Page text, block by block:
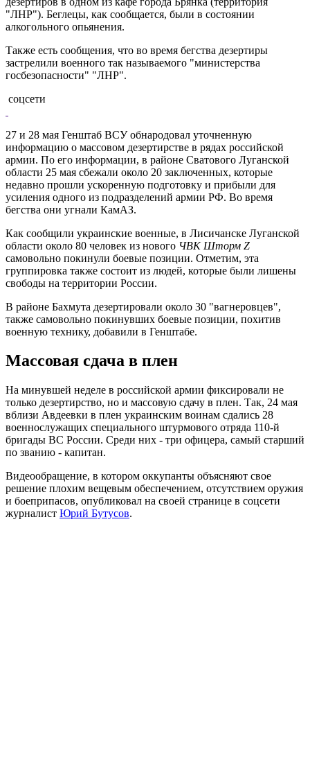
"ЛНР"). Беглецы, как сообщается, были в состоянии
алкогольного опьянения.
Также есть сообщения, что во время бегства дезертиры
застрелили военного так называемого "министерства
госбезопасности" "ЛНР".
соцсети
27 и 28 мая Генштаб ВСУ обнародовал уточненную
информацию о массовом дезертирстве в рядах российской
армии. По его информации, в районе Сватового Луганской
области 25 мая сбежали около 20 заключенных, которые
недавно прошли ускоренную подготовку и прибыли для
усиления одного из подразделений армии РФ. Во время
бегства они угнали КамАЗ.
Как сообщили украинские военные, в Лисичанске Луганской
области около 80 человек из нового ЧВК Шторм Z
самовольно покинули боевые позиции. Отметим, эта
группировка также состоит из людей, которые были лишены
свободы на территории России.
В районе Бахмута дезертировали около 30 "вагнеровцев",
также самовольно покинувших боевые позиции, похитив
военную технику, добавили в Генштабе.
Массовая сдача в плен
На минувшей неделе в российской армии фиксировали не
только дезертирство, но и массовую сдачу в плен. Так, 24 мая
вблизи Авдеевки в плен украинским воинам сдались 28
военнослужащих специального штурмового отряда 110-й
бригады ВС России. Среди них - три офицера, самый старший
по званию - капитан.
Видеообращение, в котором оккупанты объясняют свое
решение плохим вещевым обеспечением, отсутствием оружия
и боеприпасов, опубликовал на своей странице в соцсети
журналист Юрий Бутусов.